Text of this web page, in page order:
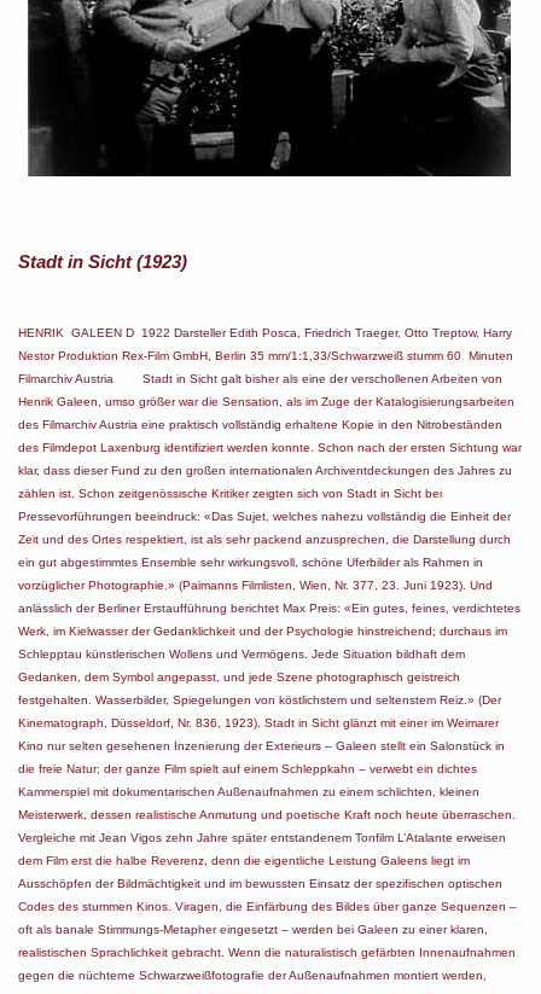
Stadt in Sicht (1923)
HENRIK GALEEN D 1922 Darsteller Edith Posca, Friedrich Traeger, Otto Treptow, Harry
Nestor Produktion Rex-Film GmbH, Berlin 35 mm/1:1,33/Schwarzweiß stumm 60 Minuten
Filmarchiv Austria Stadt in Sicht galt bisher als eine der verschollenen Arbeiten von
Henrik Galeen, umso größer war die Sensation, als im Zuge der Katalogisierungsarbeiten
des Filmarchiv Austria eine praktisch vollständig erhaltene Kopie in den Nitrobeständen
des Filmdepot Laxenburg identifiziert werden konnte. Schon nach der ersten Sichtung war
klar, dass dieser Fund zu den großen internationalen Archiventdeckungen des Jahres zu
zählen ist. Schon zeitgenössische Kritiker zeigten sich von Stadt in Sicht bei
Pressevorführungen beeindruck: «Das Sujet, welches nahezu vollständig die Einheit der
Zeit und des Ortes respektiert, ist als sehr packend anzusprechen, die Darstellung durch
ein gut abgestimmtes Ensemble sehr wirkungsvoll, schöne Uferbilder als Rahmen in
vorzüglicher Photographie.» (Paimanns Filmlisten, Wien, Nr. 377, 23. Juni 1923). Und
anlässlich der Berliner Erstaufführung berichtet Max Preis: «Ein gutes, feines, verdichtetes
Werk, im Kielwasser der Gedanklichkeit und der Psychologie hinstreichend; durchaus im
Schlepptau künstlerischen Wollens und Vermögens. Jede Situation bildhaft dem
Gedanken, dem Symbol angepasst, und jede Szene photographisch geistreich
festgehalten. Wasserbilder, Spiegelungen von köstlichstem und seltenstem Reiz.» (Der
Kinematograph, Düsseldorf, Nr. 836, 1923). Stadt in Sicht glänzt mit einer im Weimarer
Kino nur selten gesehenen Inzenierung der Exterieurs – Galeen stellt ein Salonstück in
die freie Natur; der ganze Film spielt auf einem Schleppkahn – verwebt ein dichtes
Kammerspiel mit dokumentarischen Außenaufnahmen zu einem schlichten, kleinen
Meisterwerk, dessen realistische Anmutung und poetische Kraft noch heute überraschen.
Vergleiche mit Jean Vigos zehn Jahre später entstandenem Tonfilm L’Atalante erweisen
dem Film erst die halbe Reverenz, denn die eigentliche Leistung Galeens liegt im
Ausschöpfen der Bildmächtigkeit und im bewussten Einsatz der spezifischen optischen
Codes des stummen Kinos. Viragen, die Einfärbung des Bildes über ganze Sequenzen –
oft als banale Stimmungs-Metapher eingesetzt – werden bei Galeen zu einer klaren,
realistischen Sprachlichkeit gebracht. Wenn die naturalistisch gefärbten Innenaufnahmen
gegen die nüchterne Schwarzweißfotografie der Außenaufnahmen montiert werden,